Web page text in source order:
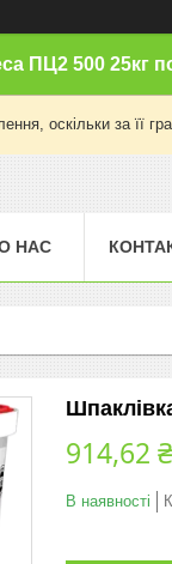
ПЦ2 500 25кг
оскільки за її
НАС
914,62 ₴
В наявності